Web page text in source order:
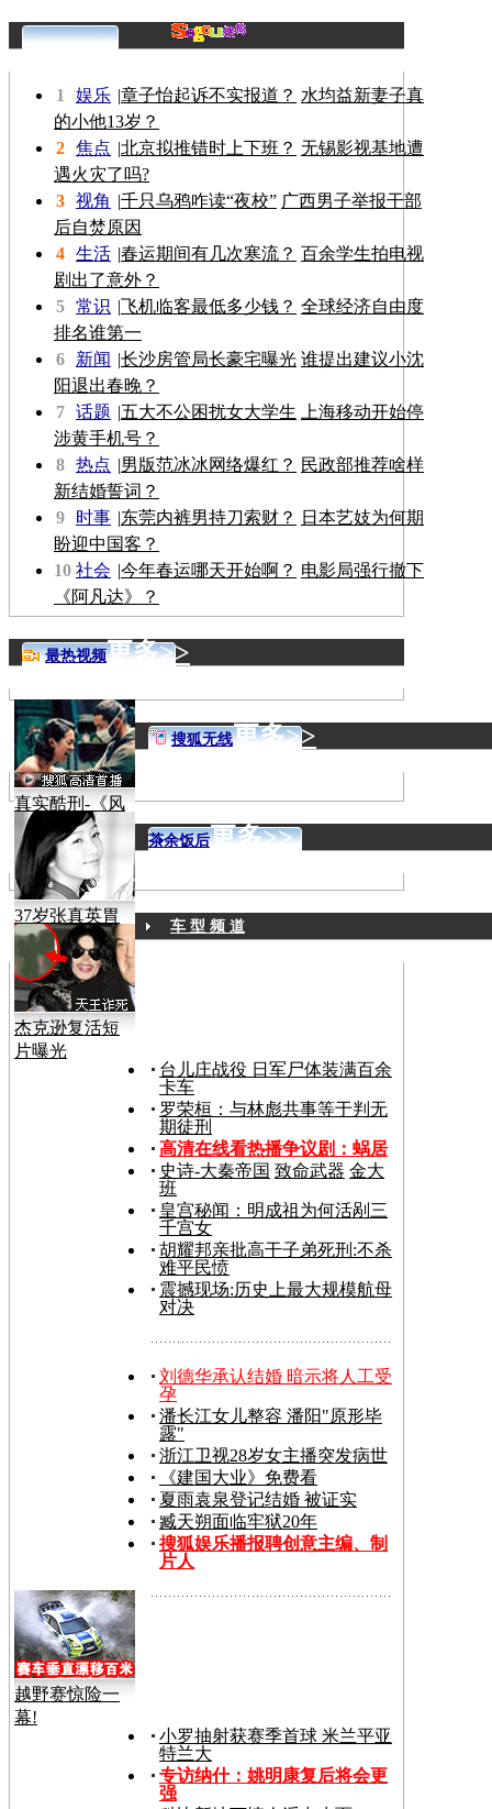
1 娱乐 |章子怡起诉不实报道？ 水均益新妻子真
的小他13岁？
2 焦点 |北京拟推错时上下班？ 无锡影视基地遭
遇火灾了吗?
3 视角 |千只乌鸦咋读“夜校” 广西男子举报干部
后自焚原因
4 生活 |春运期间有几次寒流？ 百余学生拍电视
剧出了意外？
5 常识 |飞机临客最低多少钱？ 全球经济自由度
排名谁第一
6
新闻 |长沙房管局长豪宅曝光 谁提出建议小沈
阳退出春晚？
7 话题 |五大不公困扰女大学生
上海移动开始停
涉黄手机号？
8 热点 |男版范冰冰网络爆红？ 民政部推荐啥样
新结婚誓词？
9
时事 |东莞内裤男持刀索财？
日本艺妓为何期
盼迎中国客？
10 社会 |今年春运哪天开始啊？ 电影局强行撤下
《阿凡达》？
最热视频更多>>
真实酷刑-《风
声》
37岁张真英胃
癌病逝
杰克逊复活短
片曝光
台儿庄战役 日军尸体装满百余
卡车
罗荣桓：与林彪共事等于判无
期徒刑
高清在线看热播争议剧： 蜗居
史诗-大秦帝国 致命武器 金大
班
皇宫秘闻：明成祖为何活剐三
千宫女
胡耀邦亲批高干子弟死刑:不杀
难平民愤
震撼现场:历史上最大规模航母
对决
刘德华承认结婚 暗示将人工受
孕
潘长江女儿整容 潘阳"原形毕
露"
浙江卫视28岁女主播突发病世
《建国大业》免费看
夏雨袁泉登记结婚 被证实
臧天朔面临牢狱20年
搜狐娱乐播报聘创意主编、制
片人
越野赛惊险一
幕!
小罗抽射获赛季首球 米兰平亚
特兰大
专访纳什：姚明康复后将会更
强
搜狐无线更多>>
茶余饭后更多>>
车 型 频 道